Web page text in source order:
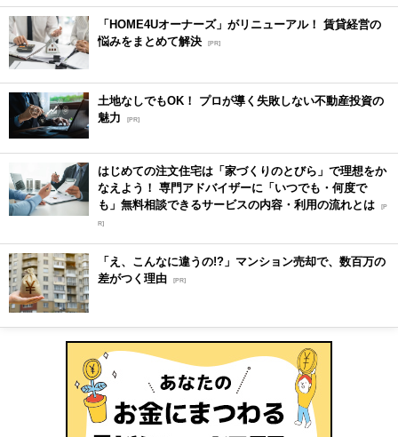
「HOME4Uオーナーズ」がリニューアル！ 賃貸経営の
悩みをまとめて解決 [PR]
土地なしでもOK！ プロが導く失敗しない不動産投資の
魅力
[PR]
はじめての注文住宅は「家づくりのとびら」で理想をか
なえよう！ 専門アドバイザーに「いつでも・何度で
も」無料相談できるサービスの内容・利用の流れとは [P
R]
「え、こんなに違うの!?」マンション売却で、数百万の
差がつく理由 [PR]